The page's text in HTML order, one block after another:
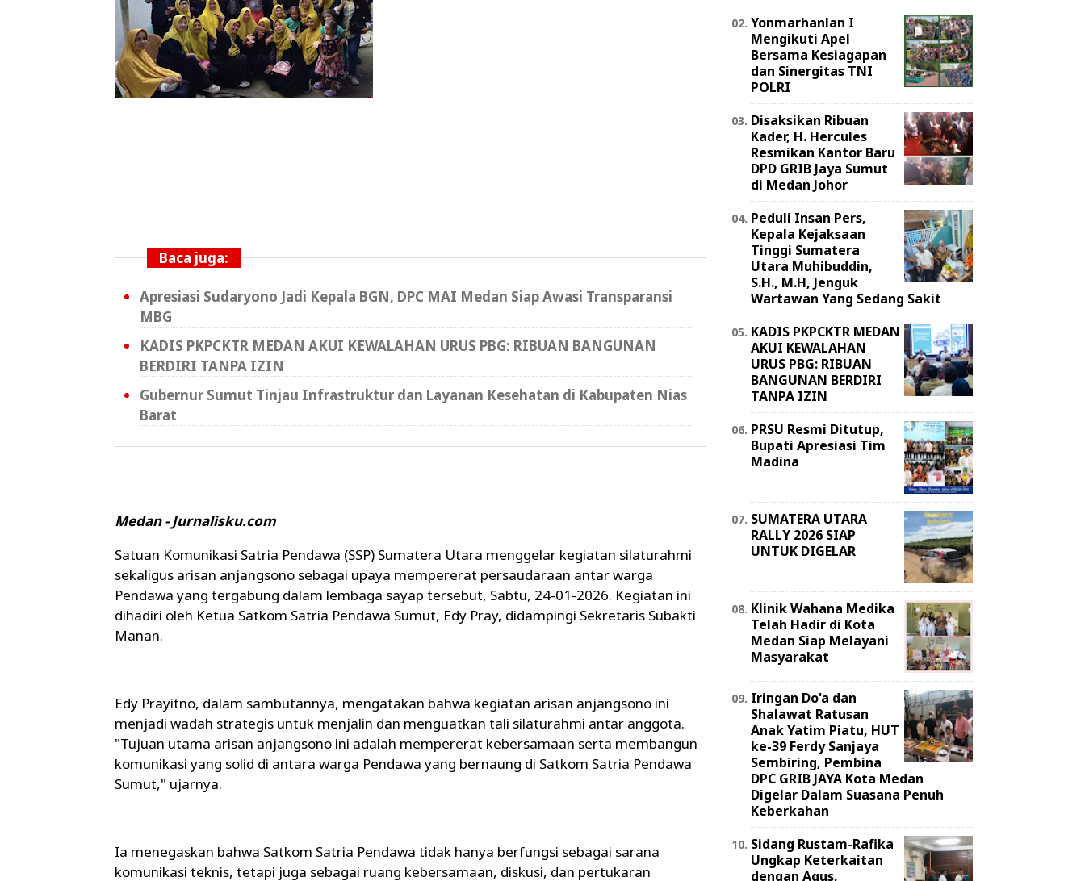
Baca juga:
Apresiasi Sudaryono Jadi Kepala BGN, DPC MAI Medan Siap Awasi Transparansi
MBG
KADIS PKPCKTR MEDAN AKUI KEWALAHAN URUS PBG: RIBUAN BANGUNAN
BERDIRI TANPA IZIN
Gubernur Sumut Tinjau Infrastruktur dan Layanan Kesehatan di Kabupaten Nias
Barat
Medan - Jurnalisku.com
Satuan Komunikasi Satria Pendawa (SSP) Sumatera Utara menggelar kegiatan silaturahmi
sekaligus arisan anjangsono sebagai upaya mempererat persaudaraan antar warga
Pendawa yang tergabung dalam lembaga sayap tersebut, Sabtu, 24-01-2026. Kegiatan ini
dihadiri oleh Ketua Satkom Satria Pendawa Sumut, Edy Pray, didampingi Sekretaris Subakti
Manan.
Edy Prayitno, dalam sambutannya, mengatakan bahwa kegiatan arisan anjangsono ini
menjadi wadah strategis untuk menjalin dan menguatkan tali silaturahmi antar anggota.
"Tujuan utama arisan anjangsono ini adalah mempererat kebersamaan serta membangun
komunikasi yang solid di antara warga Pendawa yang bernaung di Satkom Satria Pendawa
Sumut," ujarnya.
Ia menegaskan bahwa Satkom Satria Pendawa tidak hanya berfungsi sebagai sarana
komunikasi teknis, tetapi juga sebagai ruang kebersamaan, diskusi, dan pertukaran
Yonmarhanlan I
Mengikuti Apel
Bersama Kesiagapan
dan Sinergitas TNI
POLRI
Disaksikan Ribuan
Kader, H. Hercules
Resmikan Kantor Baru
DPD GRIB Jaya Sumut
di Medan Johor
Peduli Insan Pers,
Kepala Kejaksaan
Tinggi Sumatera
Utara Muhibuddin,
S.H., M.H, Jenguk
Wartawan Yang Sedang Sakit
KADIS PKPCKTR MEDAN
AKUI KEWALAHAN
URUS PBG: RIBUAN
BANGUNAN BERDIRI
TANPA IZIN
PRSU Resmi Ditutup,
Bupati Apresiasi Tim
Madina
SUMATERA UTARA
RALLY 2026 SIAP
UNTUK DIGELAR
Klinik Wahana Medika
Telah Hadir di Kota
Medan Siap Melayani
Masyarakat
Iringan Do'a dan
Shalawat Ratusan
Anak Yatim Piatu, HUT
ke-39 Ferdy Sanjaya
Sembiring, Pembina
DPC GRIB JAYA Kota Medan
Digelar Dalam Suasana Penuh
Keberkahan
Sidang Rustam-Rafika
Ungkap Keterkaitan
dengan Agus,